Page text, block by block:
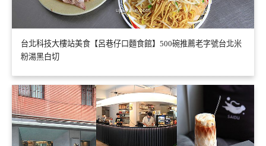
台北科技大樓站美食【呂巷仔口麵食館】500碗推薦老字號台北米
粉湯黑白切